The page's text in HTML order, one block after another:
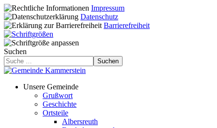
Impressum
Datenschutz
Barrierefreiheit
Suchen
Suchen
Unsere Gemeinde
Grußwort
Geschichte
Ortsteile
Albersreuth